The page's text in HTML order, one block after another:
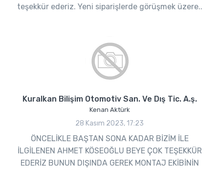
teşekkür ederiz. Yeni siparişlerde görüşmek üzere..
Kuralkan Bilişim Otomotiv San. Ve Dış Tic. A.ş.
Kenan Aktürk
28 Kasım 2023, 17:23
ÖNCELİKLE BAŞTAN SONA KADAR BİZİM İLE
İLGİLENEN AHMET KÖSEOĞLU BEYE ÇOK TEŞEKKÜR
EDERİZ BUNUN DIŞINDA GEREK MONTAJ EKİBİNİN